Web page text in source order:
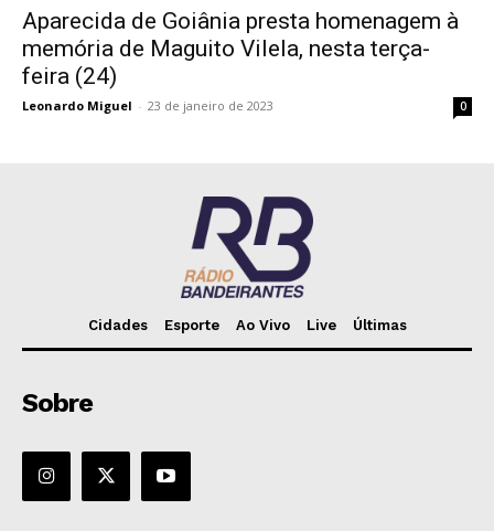
Aparecida de Goiânia presta homenagem à
memória de Maguito Vilela, nesta terça-
feira (24)
Leonardo Miguel - 23 de janeiro de 2023 0
Cidades Esporte Ao Vivo Live Últimas
Sobre